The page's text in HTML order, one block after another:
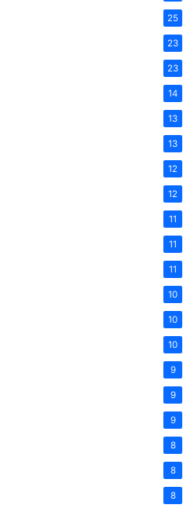
25
23
23
14
13
13
12
12
11
11
11
10
10
10
9
9
9
8
8
8